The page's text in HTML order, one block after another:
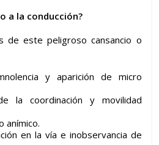
a la conducción?
de este peligroso cansancio o
y aparición de micro
la coordinación y movilidad
anímico.
en la vía e inobservancia de